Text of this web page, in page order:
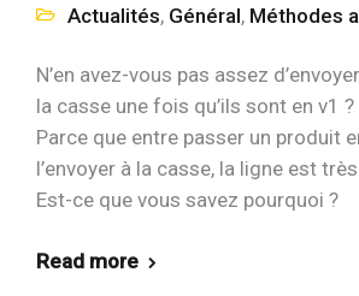
Actualités, Général, Méthodes
N’en avez-vous pas assez
la casse une fois qu’ils sont en v1 ?
Parce que entre passer un produit
l’envoyer à la casse, la ligne est
Est-ce que vous savez pourquoi ?
Read more